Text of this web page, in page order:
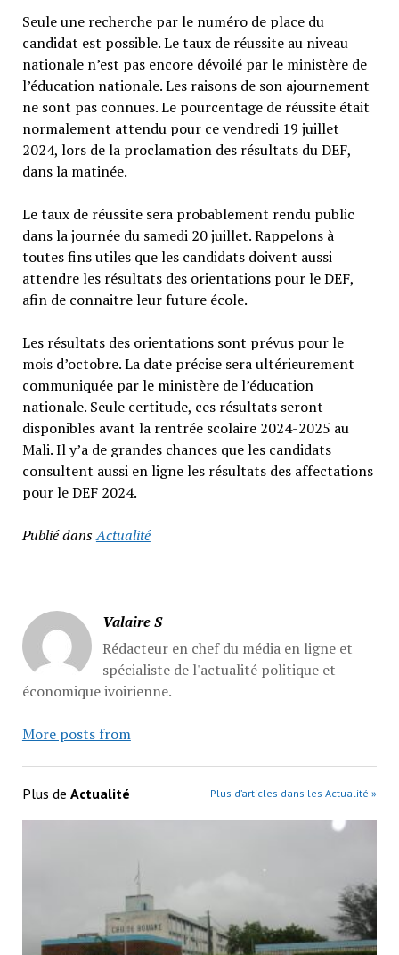
Seule une recherche par le numéro de place du
candidat est possible. Le taux de réussite au niveau
nationale n’est pas encore dévoilé par le ministère de
l’éducation nationale. Les raisons de son ajournement
ne sont pas connues. Le pourcentage de réussite était
normalement attendu pour ce vendredi 19 juillet
2024, lors de la proclamation des résultats du DEF,
dans la matinée.
Le taux de réussite sera probablement rendu public
dans la journée du samedi 20 juillet. Rappelons à
toutes fins utiles que les candidats doivent aussi
attendre les résultats des orientations pour le DEF,
afin de connaitre leur future école.
Les résultats des orientations sont prévus pour le
mois d’octobre. La date précise sera ultérieurement
communiquée par le ministère de l’éducation
nationale. Seule certitude, ces résultats seront
disponibles avant la rentrée scolaire 2024-2025 au
Mali. Il y’a de grandes chances que les candidats
consultent aussi en ligne les résultats des affectations
pour le DEF 2024.
Publié dansActualité
Valaire S
Rédacteur en chef du média en ligne et
spécialiste de l'actualité politique et
économique ivoirienne.
More posts from
Plus de Actualité Plus d’articles dans les Actualité »